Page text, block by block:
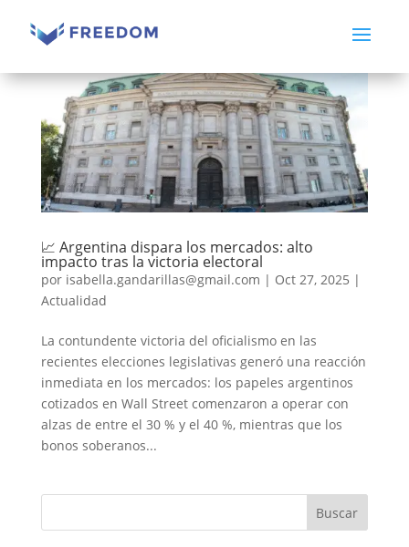
📈 Argentina dispara los mercados: alto
impacto tras la victoria electoral
por isabella.gandarillas@gmail.com | Oct 27, 2025 |
Actualidad
La contundente victoria del oficialismo en las
recientes elecciones legislativas generó una reacción
inmediata en los mercados: los papeles argentinos
cotizados en Wall Street comenzaron a operar con
alzas de entre el 30 % y el 40 %, mientras que los
bonos soberanos...
Buscar